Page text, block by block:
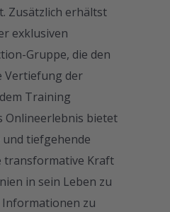
Zusätzlich erhältst
exklusiven
Gruppe, die den
Vertiefung der
Training
Onlineerlebnis bietet
tiefgehende
transformative Kraft
in sein Leben zu
zu